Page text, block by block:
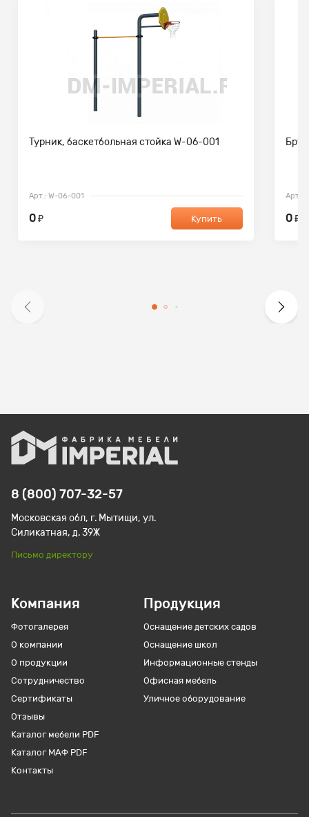
Турник, баскетбольная стойка W-06-001
Арт.: W-06-001
0₽ Купить
Арт.:
0₽
Компания
Фотогалерея
О компании
О продукции
Сотрудничество
Сертификаты
Отзывы
Каталог мебели PDF
Каталог МАФ PDF
Контакты
Продукция
Оснащение детских садов
Оснащение школ
Информационные стенды
Офисная мебель
Уличное оборудование
8 (800) 707-32-57
Московская обл, г. Мытищи, ул.
Силикатная, д. 39Ж
Письмо директору